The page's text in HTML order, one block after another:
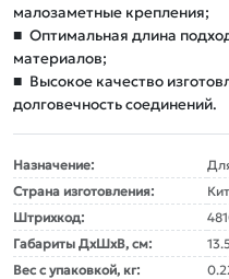
малозаметные крепления;
■ Оптимальная длина
материалов;
■ Высокое качество
долговечность соединений.
Назначение:
Страна изготовления:
Штрихкод:
Габариты ДxШxВ, см:
Вес с упаковкой, кг: